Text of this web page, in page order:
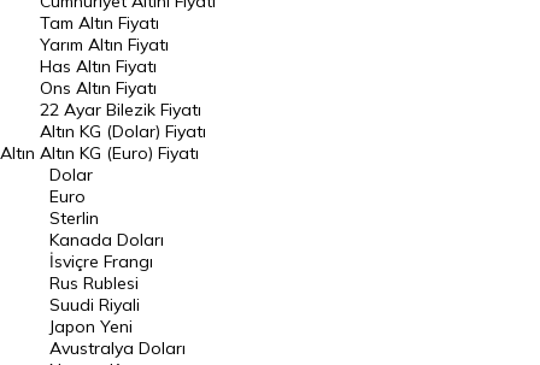
DÖVİZ
Döviz Kuru
Dolar Kuru
Euro Kuru
Pound Kuru
Frank Kuru
Riyal Kuru
Avustralya Doları
Danimarka Kronu Kuru
Altın
Tam Altın Fiyatı
Yarım Altın Fiyatı
Has Altın Fiyatı
Ons Altın Fiyatı
22 Ayar Bilezik Fiyatı
Altın KG (Dolar) Fiyatı
Altın KG (Euro) Fiyatı
Dolar
Euro
Sterlin
Kanada Doları
İsviçre Frangı
Rus Rublesi
Suudi Riyali
Japon Yeni
Avustralya Doları